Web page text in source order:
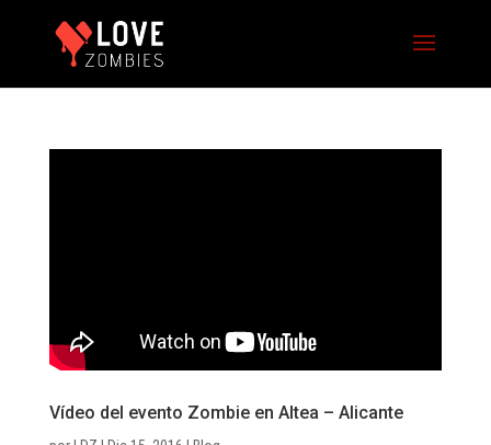
Vídeo del evento Zombie en Altea – Alicante